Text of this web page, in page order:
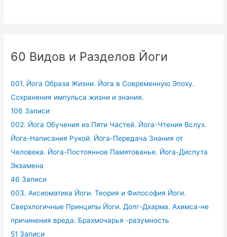
60 Видов и Разделов Йоги
001. Йога Образа Жизни. Йога в Современную Эпоху.
Сохранения импульса жизни и знания.
106 Записи
002. Йога Обучения из Пяти Частей. Йога-Чтения Вслух.
Йога-Написания Рукой. Йога-Передача Знания от
Человека. Йога-Постоянное Памятованье. Йога-Диспута
Экзамена
46 Записи
003. Аксиоматика Йоги. Теория и Философия Йоги.
Сверхлогичные Принципы Йоги. Долг-Дхарма. Ахимса-не
причинения вреда. Брахмочарья -разумность
51 Записи